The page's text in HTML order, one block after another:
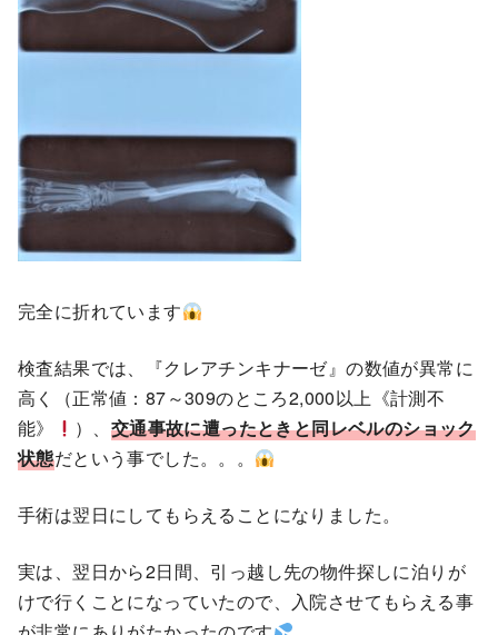
完全に折れています
検査結果では、『クレアチンキナーゼ』の数値が異常に
高く（正常値：87～309のところ2,000以上《計測不
能》
）、 交通事故に遭ったときと同レベルのショック
状態だという事でした。。。
手術は翌日にしてもらえることになりました。
実は、翌日から2日間、引っ越し先の物件探しに泊りが
けで行くことになっていたので、入院させてもらえる事